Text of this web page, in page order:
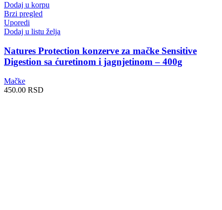
Dodaj u korpu
Brzi pregled
Uporedi
Dodaj u listu želja
Natures Protection konzerve za mačke Sensitive
Digestion sa ćuretinom i jagnjetinom – 400g
Mačke
450.00 RSD